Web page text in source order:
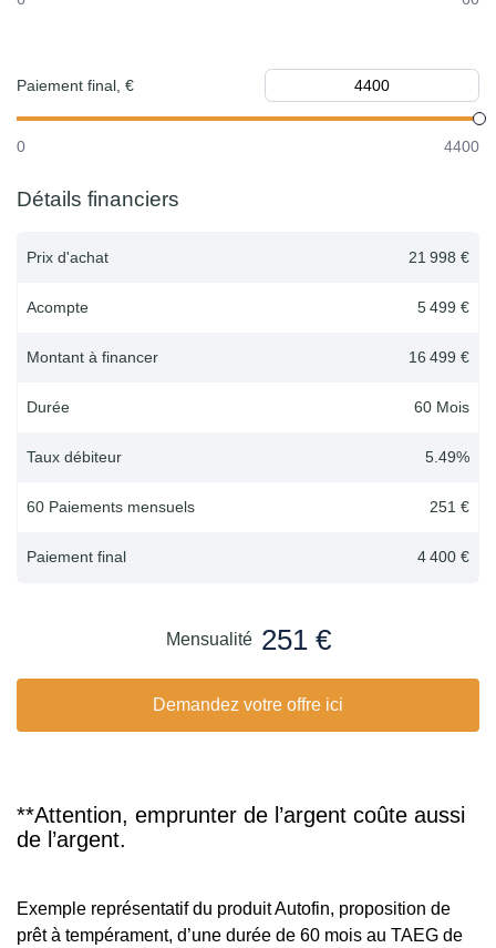
Paiement final, €
0 4400
Détails financiers
Prix d'achat 21 998 €
Acompte 5 499 €
Montant à financer 16 499 €
Durée 60 Mois
Taux débiteur 5.49%
60 Paiements mensuels 251 €
Paiement final 4 400 €
Mensualité 251 €
Demandez votre offre ici
**Attention, emprunter de l’argent coûte aussi
de l’argent.
Exemple représentatif du produit Autofin, proposition de
prêt à tempérament, d’une durée de 60 mois au TAEG de